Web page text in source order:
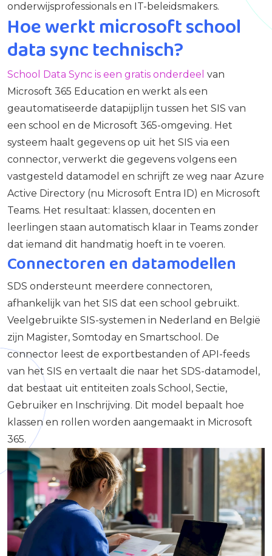
onderwijsprofessionals en IT-beleidsmakers.
Hoe werkt microsoft school
data sync technisch?
School Data Sync is een gratis onderdeel van
Microsoft 365 Education en werkt als een
geautomatiseerde datapijplijn tussen het SIS van
een school en de Microsoft 365-omgeving. Het
systeem haalt gegevens op uit het SIS via een
connector, verwerkt die gegevens volgens een
vastgesteld datamodel en schrijft ze weg naar Azure
Active Directory (nu Microsoft Entra ID) en Microsoft
Teams. Het resultaat: klassen, docenten en
leerlingen staan automatisch klaar in Teams zonder
dat iemand dit handmatig hoeft in te voeren.
Connectoren en datamodellen
SDS ondersteunt meerdere connectoren,
afhankelijk van het SIS dat een school gebruikt.
Veelgebruikte SIS-systemen in Nederland en België
zijn Magister, Somtoday en Smartschool. De
connector leest de exportbestanden of API-feeds
van het SIS en vertaalt die naar het SDS-datamodel,
dat bestaat uit entiteiten zoals School, Sectie,
Gebruiker en Inschrijving. Dit model bepaalt hoe
klassen en rollen worden aangemaakt in Microsoft
365.